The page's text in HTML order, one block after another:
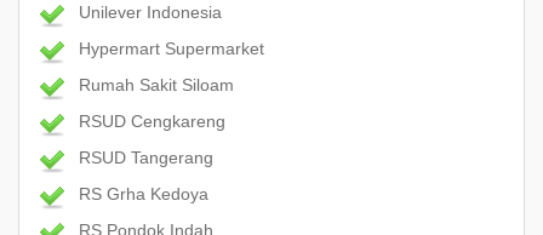
Unilever Indonesia
Hypermart Supermarket
Rumah Sakit Siloam
RSUD Cengkareng
RSUD Tangerang
RS Grha Kedoya
RS Pondok Indah